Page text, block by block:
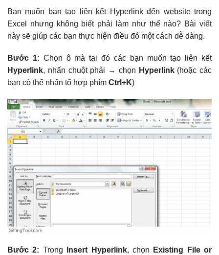
Bạn muốn bạn tạo liên kết Hyperlink đến website trong
Excel nhưng không biết phải làm như thế nào? Bài viết
này sẽ giúp các bạn thực hiện điều đó một cách dễ dàng.
Bước 1: Chọn ô mà tại đó các bạn muốn tạo liên kết
Hyperlink, nhấn chuột phải → chọn Hyperlink(hoặc các
bạn có thể nhấn tổ hợp phím Ctrl+K)
Bước 2: Trong Insert Hyperlink, chọn
Existing File or